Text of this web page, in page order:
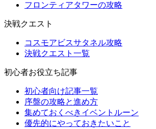
フロンティアタワーの攻略
決戦クエスト
コスモアビスサタネル攻略
決戦クエスト一覧
初心者お役立ち記事
初心者向け記事一覧
序盤の攻略と進め方
集めておくべきイベントルーン
優先的にやっておきたいこと